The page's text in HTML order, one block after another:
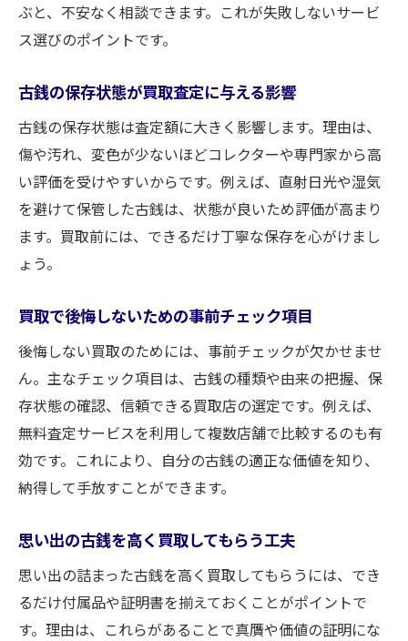
ぶと、不安なく相談できます。これが失敗しないサービ
ス選びのポイントです。
古銭の保存状態が買取査定に与える影響
古銭の保存状態は査定額に大きく影響します。理由は、
傷や汚れ、変色が少ないほどコレクターや専門家から高
い評価を受けやすいからです。例えば、直射日光や湿気
を避けて保管した古銭は、状態が良いため評価が高まり
ます。買取前には、できるだけ丁寧な保存を心がけまし
ょう。
買取で後悔しないための事前チェック項目
後悔しない買取のためには、事前チェックが欠かせませ
ん。主なチェック項目は、古銭の種類や由来の把握、保
存状態の確認、信頼できる買取店の選定です。例えば、
無料査定サービスを利用して複数店舗で比較するのも有
効です。これにより、自分の古銭の適正な価値を知り、
納得して手放すことができます。
思い出の古銭を高く買取してもらう工夫
思い出の詰まった古銭を高く買取してもらうには、でき
るだけ付属品や証明書を揃えておくことがポイントで
す。理由は、これらがあることで真贋や価値の証明にな